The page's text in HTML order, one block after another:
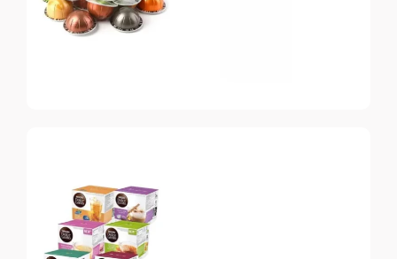
Топ-10 капсул для
системы Nespresso
Vertuo